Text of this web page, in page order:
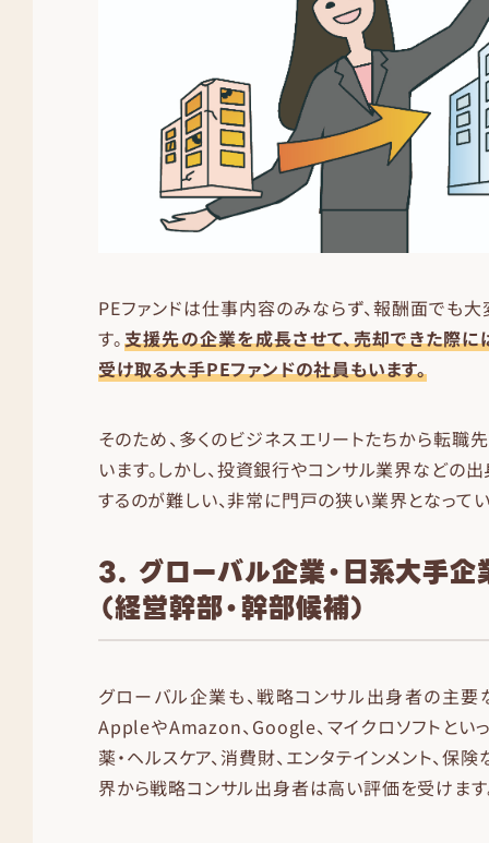
PEファンドは仕事内容のみならず、報酬面でも
す。支援先の企業を成長させて、売却できた際
受け取る大手PEファンドの社員もいます。
そのため、多くのビジネスエリートたちから転職
います。しかし、投資銀行やコンサル業界などの
するのが難しい、非常に門戸の狭い業界となってい
3. グローバル企業・日系大手
（経営幹部・幹部候補）
グローバル企業も、戦略コンサル出身者の主要
AppleやAmazon、Google、マイクロソフトとい
薬・ヘルスケア、消費財、エンタテインメント、保
界から戦略コンサル出身者は高い評価を受けます